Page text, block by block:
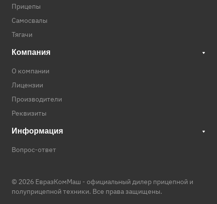
Прицепы
Самосвалы
Тягачи
Компания
О компании
Лицензии
Производители
Реквизиты
Информация
Вопрос-ответ
© 2026 ЕвразКомМаш - официальный дилер прицепной и
полуприцепной техники. Все права защищены.